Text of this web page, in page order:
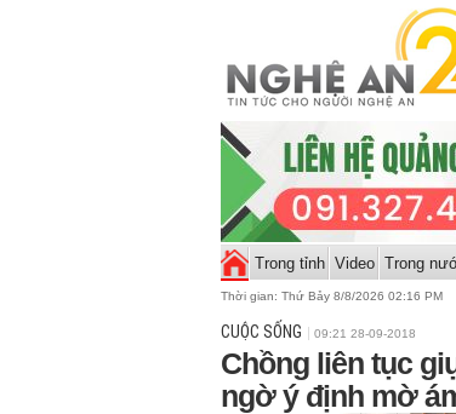
Trong tỉnh Video Trong
Thời gian: Thứ Bảy 8/8/2026 02:16 PM
CUỘC SỐNG 09:21 28-09-2018
Chồng liên tục
ngờ ý định mờ